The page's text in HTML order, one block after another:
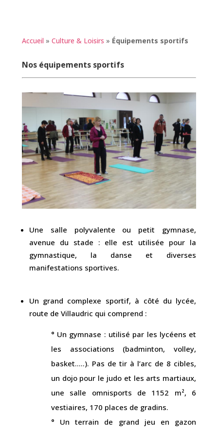
Accueil » Culture & Loisirs » Équipements sportifs
Nos équipements sportifs
Une salle polyvalente ou petit gymnase,
avenue du stade : elle est utilisée pour la
gymnastique, la danse et diverses
manifestations sportives.
Un grand complexe sportif, à côté du lycée,
route de Villaudric qui comprend :
° Un gymnase : utilisé par les lycéens et
les associations (badminton, volley,
basket…..). Pas de tir à l’arc de 8 cibles,
un dojo pour le judo et les arts martiaux,
une salle omnisports de 1152 m², 6
vestiaires, 170 places de gradins.
° Un terrain de grand jeu en gazon